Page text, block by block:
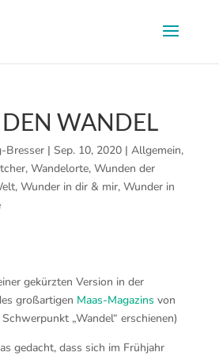
WANDEL
Bresser| Sep. 10, 2020| Allgemein,
, Wandelorte, Wunden der
, Wunder in dir & mir, Wunder in
gekürzten Version in der
großartigen Maas-Magazins von
„Wandel“ erschienen)
gedacht, dass sich im Frühjahr